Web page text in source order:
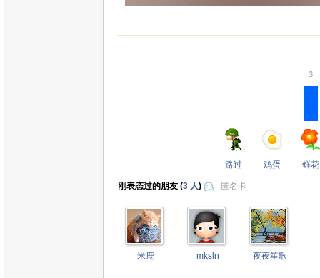
路过 鸡蛋
3
鲜花
刚表态过的朋友 (3 人) 匿名卡
米鹿 mksln 夜夜笙歌